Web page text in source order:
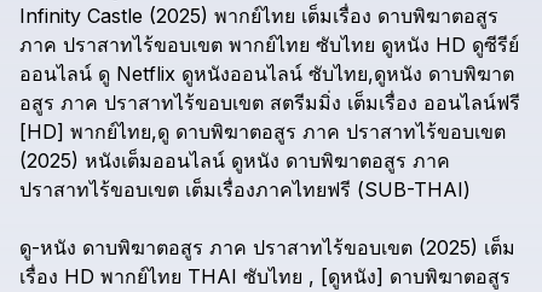
Infinity Castle (2025) พากย์ไทย เต็มเรื่อง ดาบพิฆาตอสูร
ภาค ปราสาทไร้ขอบเขต พากย์ไทย ซับไทย ดูหนัง HD ดูซีรีย์
ออนไลน์ ดู Netflix ดูหนังออนไลน์ ซับไทย,ดูหนัง ดาบพิฆาต
อสูร ภาค ปราสาทไร้ขอบเขต สตรีมมิ่ง เต็มเรื่อง ออนไลน์ฟรี
[HD] พากย์ไทย,ดู ดาบพิฆาตอสูร ภาค ปราสาทไร้ขอบเขต
(2025) หนังเต็มออนไลน์ ดูหนัง ดาบพิฆาตอสูร ภาค
ปราสาทไร้ขอบเขต เต็มเรื่องภาคไทยฟรี (SUB-THAI)
ดู-หนัง ดาบพิฆาตอสูร ภาค ปราสาทไร้ขอบเขต (2025) เต็ม
เรื่อง HD พากย์ไทย THAI ซับไทย , [ดูหนัง] ดาบพิฆาตอสูร